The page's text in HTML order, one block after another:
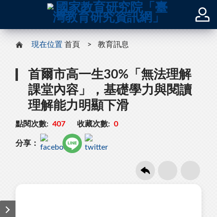
現在位置 首頁 教育訊息
首爾市高一生30%「無法理解
課堂內容」，基礎學力與閱讀
理解能力明顯下滑
點閱次數: 407 收藏次數: 0
分享：